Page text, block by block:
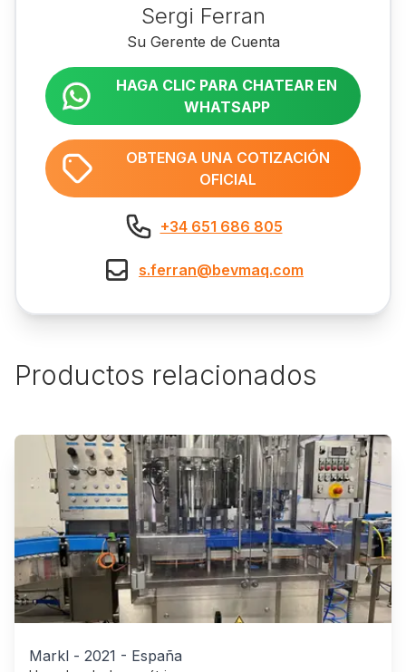
Sergi Ferran
Su Gerente de Cuenta
HAGA CLIC PARA CHATEAR EN
WHATSAPP
OBTENGA UNA COTIZACIÓN
OFICIAL
+34 651 686 805
s.ferran@bevmaq.com
Productos relacionados
Markl - 2021 - España